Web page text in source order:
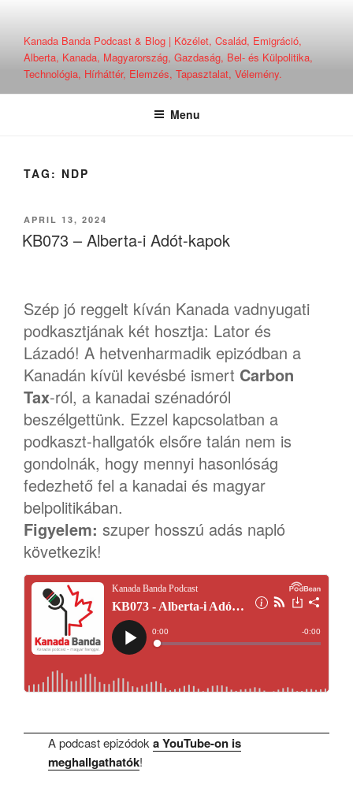
contentKanada Banda Podcast & Blog | Közélet, Család, Emigráció,
Alberta, Kanada, Magyarország, Gazdaság, Bel- és Külpolitika,
Technológia, Hírháttér, Elemzés, Tapasztalat, Vélemény.
Menu
TAG: NDP
POSTED
ON
APRIL 13, 2024
KB073 – Alberta-i Adót-kapok
Szép jó reggelt kíván Kanada vadnyugati
podkasztjának két hosztja: Lator és
Lázadó! A hetvenharmadik epizódban a
Kanadán kívül kevésbé ismert Carbon
Tax-ról, a kanadai szénadóról
beszélgettünk. Ezzel kapcsolatban a
podkaszt-hallgatók elsőre talán nem is
gondolnák, hogy mennyi hasonlóság
fedezhető fel a kanadai és magyar
belpolitikában.
Figyelem: szuper hosszú adás napló
következik!
A podcast epizódoka YouTube-on is
meghallgathatók!